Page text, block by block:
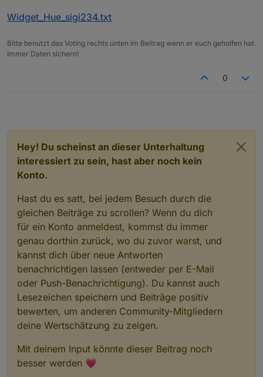
View_Corona_Top5_Sigi234.txt
Edit: DP Fehler korrigiert.
Edit2: DP Fehler korrigiert.
View_Meteoalarm_Sigi234.txt
https://forum.iobroker.net/topic/26106/test-adapter-
View_Hue_Sigi234.txt
VIEW_JAMAHA_RX-V481_sigi234.txt
Widget_Hue_sigi234.txt
Bitte benutzt das Voting rechts unten im Beitrag wenn er euch geholfen hat.
Immer Daten sichern!
0
Hey! Du scheinst an dieser Unterhaltung
interessiert zu sein, hast aber noch kein
Konto.
Hast du es satt, bei jedem Besuch durch die
gleichen Beiträge zu scrollen? Wenn du dich
für ein Konto anmeldest, kommst du immer
genau dorthin zurück, wo du zuvor warst, und
kannst dich über neue Antworten
benachrichtigen lassen (entweder per E-Mail
oder Push-Benachrichtigung). Du kannst auch
Lesezeichen speichern und Beiträge positiv
bewerten, um anderen Community-Mitgliedern
deine Wertschätzung zu zeigen.
Mit deinem Input könnte dieser Beitrag noch
besser werden 💗